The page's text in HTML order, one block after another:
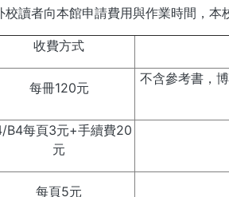
者向本館申請費用與作業時間，本
收費方式
每冊120元
不含參考書，
B4每頁3元+手續費20
元
每頁5元